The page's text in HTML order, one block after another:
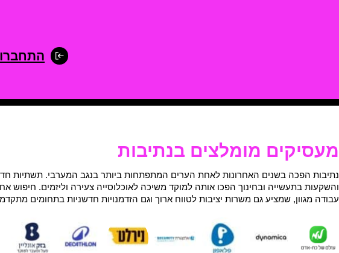
מעסיקים מומלצים בנתיבות
נתיבות הפכה בשנים האחרונות לאחת הערים המתפתחות ביותר בנגב המערבי. תשתיות
והשקעות בתעשייה ובחינוך הפכו אותה למוקד משיכה לאוכלוסייה צעירה וליזמים. חיפוש
עבודה מגוון, שמציע גם משרות יציבות לטווח ארוך וגם הזדמנויות חדשניות בתחומים